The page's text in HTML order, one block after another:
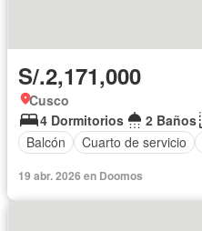
S/.2,171,000
Cusco
4 Dormitorios
2 Baños
Balcón
Cuarto de servicio
19 abr. 2026 en Doomos